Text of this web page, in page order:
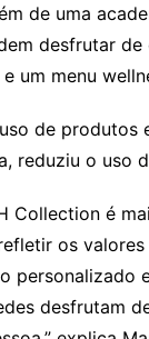
de uma
desfrutar
um menu
de
reduziu o uso
Collection é
os
personalizado
desfrutam